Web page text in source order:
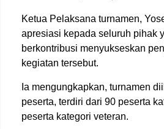
Ketua Pelaksana turnamen,
apresiasi kepada seluruh pihak
berkontribusi menyukseskan
kegiatan tersebut.
Ia mengungkapkan, turnamen
peserta, terdiri dari 90 peserta
peserta kategori veteran.